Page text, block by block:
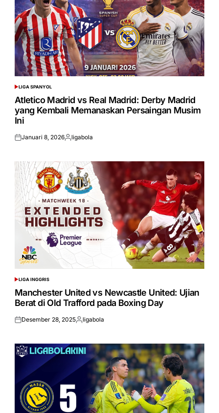
POSTED
IN
LIGA SPANYOL
Atletico Madrid vs Real Madrid: Derby Madrid
yang Kembali Memanaskan Persaingan Musim
Ini
Posted
Januari 8, 2026Posted
ligabola
POSTED
IN
LIGA INGGRIS
Manchester United vs Newcastle United: Ujian
Berat di Old Trafford pada Boxing Day
Posted
Desember 28, 2025Posted
ligabola